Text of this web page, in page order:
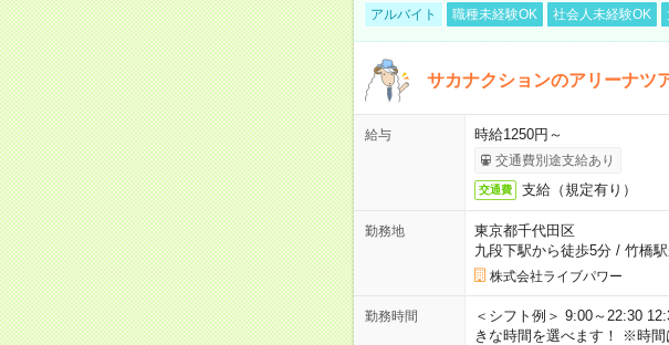
アルバイト 職種未経験OK 社会人未経験OK
サカナクションのアリーナツ
給与 時給1250円～
交通費別途支給あり
交通費 支給（規定有り）
勤務地
東京都千代田区
九段下駅から徒歩5分/ 竹橋
株式会社ライブパワー
勤務時間
＜シフト例＞ 9:00～22:30
きな時間を選べます！ ※時